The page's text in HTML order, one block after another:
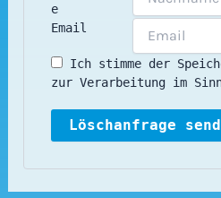
e
Email
Ich stimme der
zur Verarbeitung im